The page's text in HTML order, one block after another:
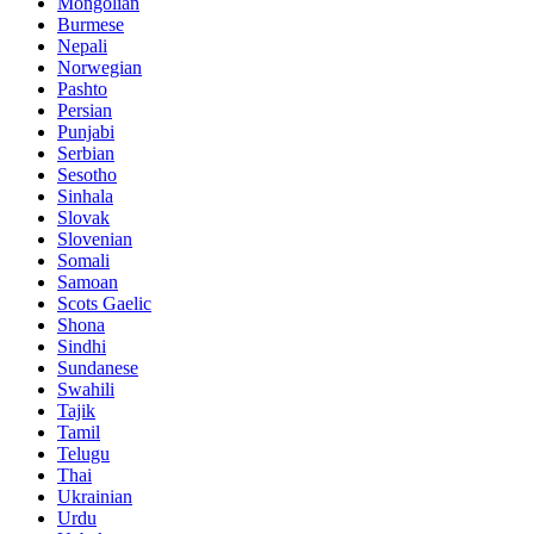
Burmese
Nepali
Norwegian
Pashto
Persian
Punjabi
Serbian
Sesotho
Sinhala
Slovak
Slovenian
Somali
Samoan
Scots Gaelic
Shona
Sindhi
Sundanese
Swahili
Tajik
Tamil
Telugu
Thai
Ukrainian
Urdu